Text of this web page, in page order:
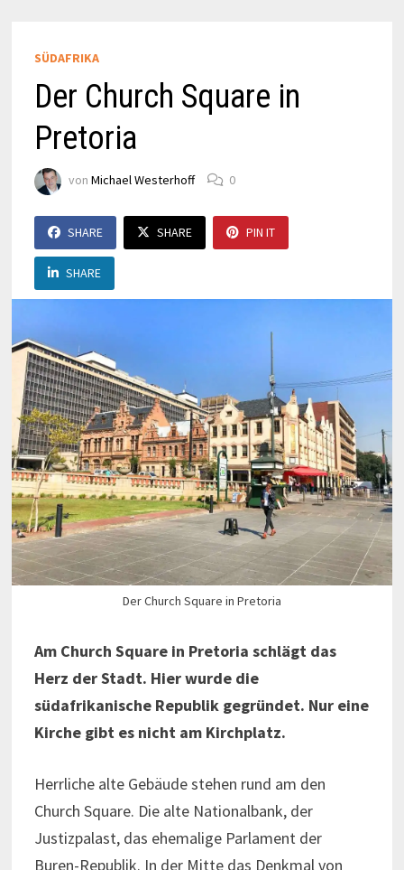
SÜDAFRIKA
Der Church Square in
Pretoria
von Michael Westerhoff 0
SHARE SHARE PIN IT
SHARE
Der Church Square in Pretoria
Am Church Square in Pretoria schlägt das
Herz der Stadt. Hier wurde die
südafrikanische Republik gegründet. Nur eine
Kirche gibt es nicht am Kirchplatz.
Herrliche alte Gebäude stehen rund am den
Church Square. Die alte Nationalbank, der
Justizpalast, das ehemalige Parlament der
Buren-Republik. In der Mitte das Denkmal von